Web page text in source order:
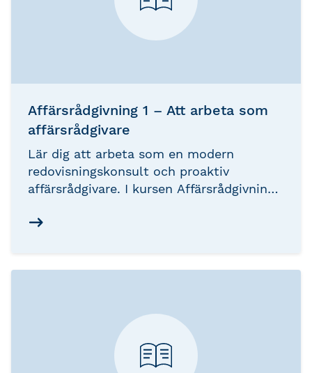
Affärsrådgivning 1 – Att arbeta som
affärsrådgivare
Lär dig att arbeta som en modern
redovisningskonsult och proaktiv
affärsrådgivare. I kursen Affärsrådgivning 1
rådgivarroll – du kommer att se hur du